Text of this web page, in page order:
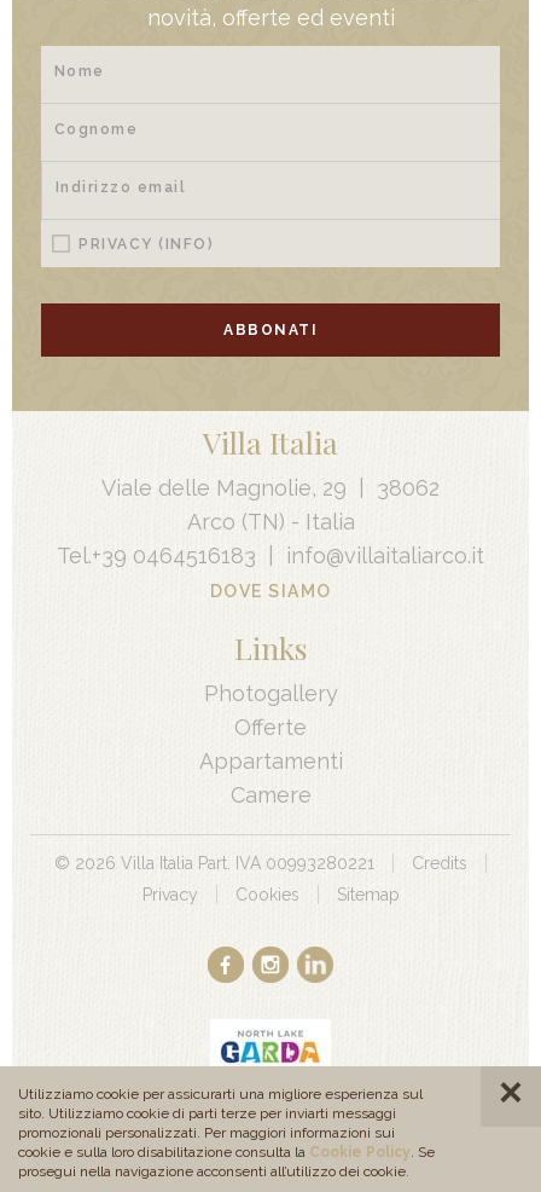
Utilizziamo cookie per assicurarti una migliore esperienza sul
sito. Utilizziamo cookie di parti terze per inviarti messaggi
promozionali personalizzati. Per maggiori informazioni sui
cookie e sulla loro disabilitazione consulta la Cookie Policy. Se
prosegui nella navigazione acconsenti all’utilizzo dei cookie.
novità, offerte ed eventi
PRIVACY (INFO)
ABBONATI
Villa Italia
Viale delle Magnolie, 29
38062
Arco (TN) - Italia
Tel.+39 0464516183 info@villaitaliarco.it
DOVE SIAMO
Links
Photogallery
Offerte
Appartamenti
Camere
© 2026 Villa Italia Part. IVA 00993280221
Credits
Privacy
Cookies Sitemap
produced by